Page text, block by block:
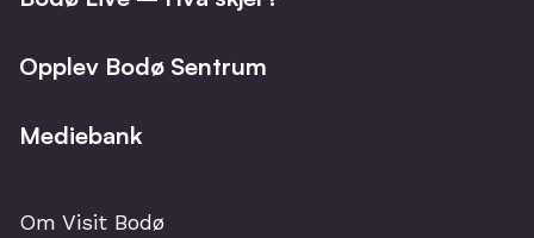
Opplev Bodø Sentrum
Mediebank
Om Visit Bodø